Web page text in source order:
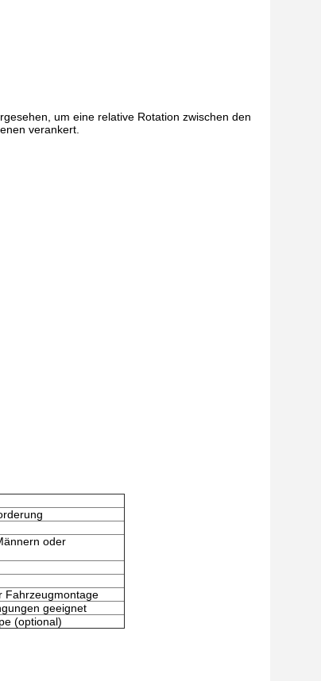
um eine relative Rotation zwischen den
verankert.
oder
Fahrzeugmontage
geeignet
(optional)